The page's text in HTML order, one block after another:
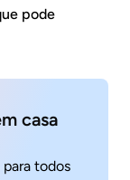
pode
casa
todos